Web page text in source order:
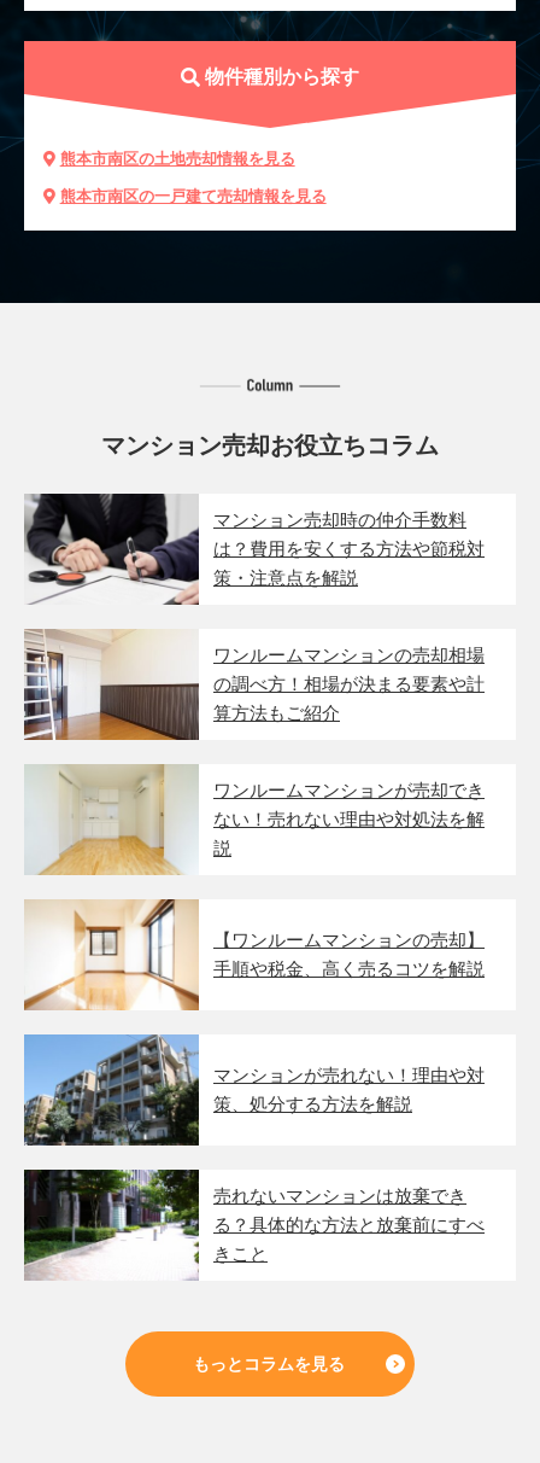
物件種別から探す
熊本市南区の土地売却情報を見る
熊本市南区の一戸建て売却情報を見る
マンション売却お役立ちコラム
マンション売却時の仲介手数料
は？費用を安くする方法や節税対
策・注意点を解説
ワンルームマンションの売却相場
の調べ方！相場が決まる要素や計
算方法もご紹介
ワンルームマンションが売却でき
ない！売れない理由や対処法を解
説
【ワンルームマンションの売却】
手順や税金、高く売るコツを解説
マンションが売れない！理由や対
策、処分する方法を解説
売れないマンションは放棄でき
る？具体的な方法と放棄前にすべ
きこと
もっとコラムを見る